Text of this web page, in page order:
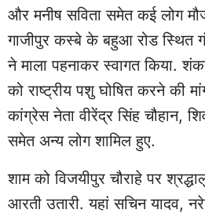
और मनीष सविता समेत कई लोग
गाजीपुर कस्बे के बहुआ रोड स्थित
ने माला पहनाकर स्वागत किया.
को राष्ट्रीय पशु घोषित करने की
कांग्रेस नेता वीरेंद्र सिंह चौहान,
समेत अन्य लोग शामिल हुए.
शाम को विजयीपुर चौराहे पर
आरती उतारी. यहां सचिन यादव,